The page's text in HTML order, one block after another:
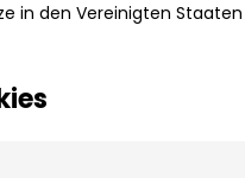
in den Vereinigten Staaten